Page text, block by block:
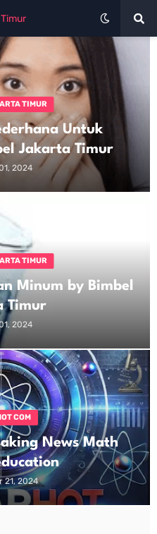
TIMUR
Untuk
Jakarta Timur
2024
TIMUR
Minum by Bimbel
Timur
2024
COM
News Math
21, 2024